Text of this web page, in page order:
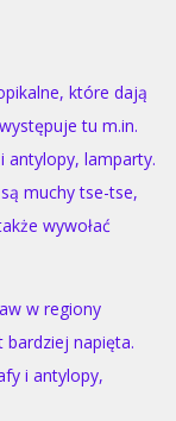
które dają
tu m.in.
antylopy, lamparty.
muchy tse-tse,
wywołać
w regiony
bardziej napięta.
i antylopy,